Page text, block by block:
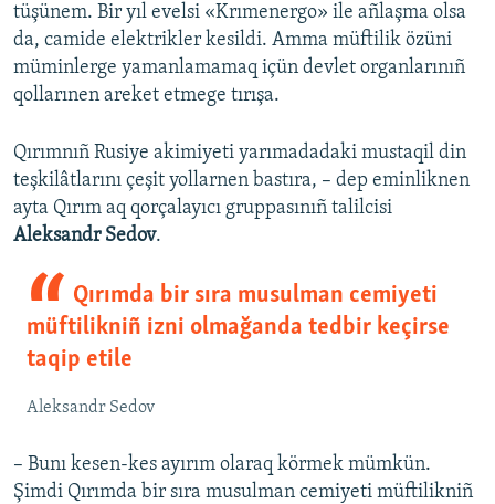
tüşünem. Bir yıl evelsi «Krımenergo» ile añlaşma olsa
da, camide elektrikler kesildi. Amma müftilik özüni
müminlerge yamanlamamaq içün devlet organlarınıñ
qollarınen areket etmege tırışa.
Qırımnıñ Rusiye akimiyeti yarımadadaki mustaqil din
teşkilâtlarını çeşit yollarnen bastıra, – dep eminliknen
ayta Qırım aq qorçalayıcı gruppasınıñ talilcisi
Aleksandr Sedov.
Qırımda bir sıra musulman cemiyeti
müftilikniñ izni olmağanda tedbir keçirse
taqip etile
Aleksandr Sedov
– Bunı kesen-kes ayırım olaraq körmek mümkün.
Şimdi Qırımda bir sıra musulman cemiyeti müftilikniñ